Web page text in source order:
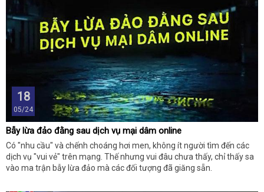
18
05/24
Bẫy lừa đảo đằng sau dịch vụ mại dâm online
Có "nhu cầu" và chếnh choáng hơi men, không ít người tìm đến các
dịch vụ "vui vẻ" trên mạng. Thế nhưng vui đâu chưa thấy, chỉ thấy sa
vào ma trận bẫy lừa đảo mà các đối tượng đã giăng sẵn.